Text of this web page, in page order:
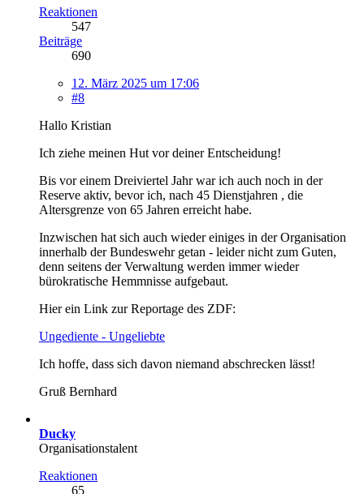
Reaktionen
547
Beiträge
690
12. März 2025 um 17:06
#8
Hallo Kristian
Ich ziehe meinen Hut vor deiner Entscheidung!
Bis vor einem Dreiviertel Jahr war ich auch noch in der
Reserve aktiv, bevor ich, nach 45 Dienstjahren , die
Altersgrenze von 65 Jahren erreicht habe.
Inzwischen hat sich auch wieder einiges in der Organisation
innerhalb der Bundeswehr getan - leider nicht zum Guten,
denn seitens der Verwaltung werden immer wieder
bürokratische Hemmnisse aufgebaut.
Hier ein Link zur Reportage des ZDF:
Ungediente - Ungeliebte
Ich hoffe, dass sich davon niemand abschrecken lässt!
Gruß Bernhard
Ducky
Organisationstalent
Reaktionen
65